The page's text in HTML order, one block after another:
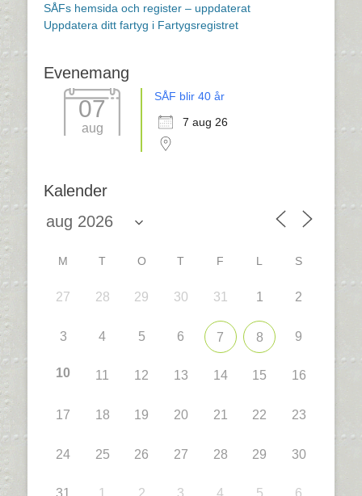
SÅFs hemsida och register – uppdaterat
Uppdatera ditt fartyg i Fartygsregistret
Evenemang
07
aug
SÅF blir 40 år
7 aug 26
Kalender
M T O T F L S
27 28 29 30 31 1 2
3 4 5 6 7 8 9
10 11 12 13 14 15 16
17 18 19 20 21 22 23
24 25 26 27 28 29 30
31 1 2 3 4 5 6